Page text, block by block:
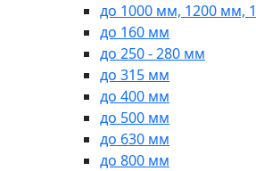
до 1000 мм, 1200 мм,
до 160 мм
до 250 - 280 мм
до 315 мм
до 400 мм
до 500 мм
до 630 мм
до 800 мм